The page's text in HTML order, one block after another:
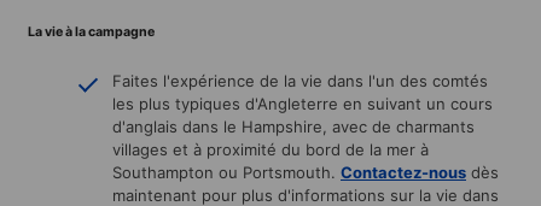
La vie à la campagne
Faites l'expérience de la vie dans l'un des comtés
les plus typiques d'Angleterre en suivant un cours
d'anglais dans le Hampshire, avec de charmants
villages et à proximité du bord de la mer à
Southampton ou Portsmouth. Contactez-nous dès
maintenant pour plus d'informations sur la vie dans